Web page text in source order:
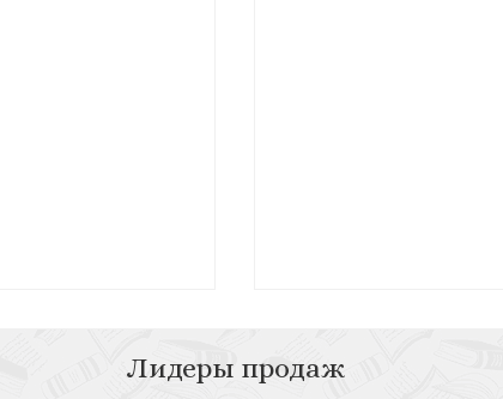
Лидеры продаж